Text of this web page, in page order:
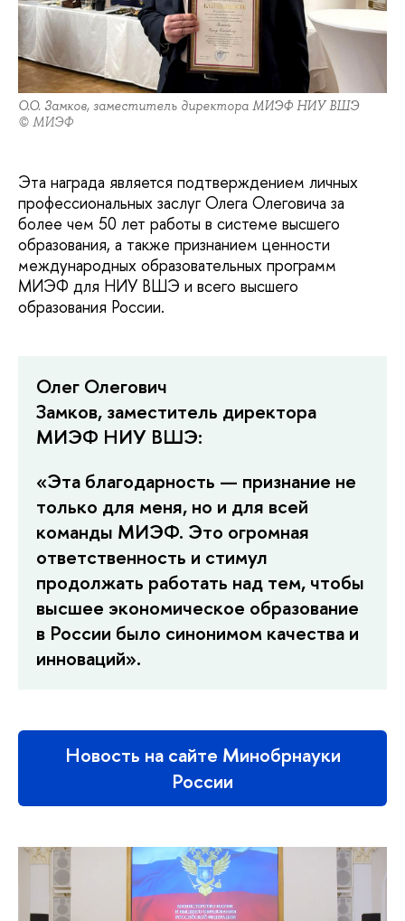
О.О. Замков, заместитель директора МИЭФ НИУ ВШЭ
© МИЭФ
Эта награда является подтверждением личных
профессиональных заслуг Олега Олеговича за
более чем 50 лет работы в системе высшего
образования, а также признанием ценности
международных образовательных программ
МИЭФ для НИУ ВШЭ и всего высшего
образования России.
Олег Олегович
Замков, заместитель директора
МИЭФ НИУ ВШЭ:
«Эта благодарность — признание не
только для меня, но и для всей
команды МИЭФ. Это огромная
ответственность и стимул
продолжать работать над тем, чтобы
высшее экономическое образование
в России было синонимом качества и
инноваций».
Новость на сайте Минобрнауки
России